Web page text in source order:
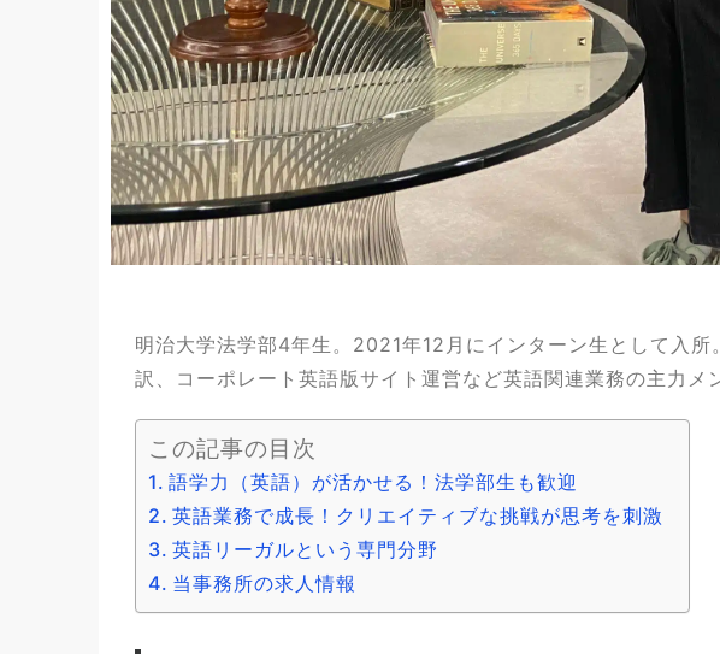
明治大学法学部4年生。2021年12月にインターン生として入所
訳、コーポレート英語版サイト運営など英語関連業務の主力メ
この記事の目次
語学力（英語）が活かせる！法学部生も歓迎
英語業務で成長！クリエイティブな挑戦が思考を刺激
英語リーガルという専門分野
当事務所の求人情報